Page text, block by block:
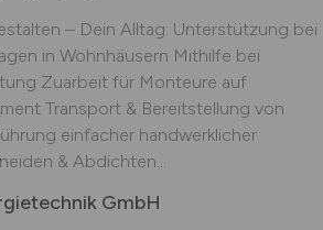
– Dein Alltag: Unterstützung bei
in Wohnhäusern Mithilfe bei
Zuarbeit für Monteure auf
Transport & Bereitstellung von
einfacher handwerklicher
& Abdichten...
GmbH